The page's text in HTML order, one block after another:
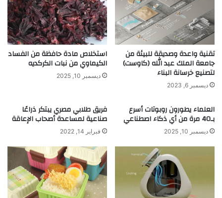
ا
ل
ش
ت
ر
ا
ع
م
ل
ا
د
ل
ن
ت
ا
ج
ك
ه
ر
ب
ن
تقنية واعدة وصديقة للبيئة من
جامعة الملك عبد الله (كاوست)
لتصنيع خرسانة البناء
ديسمبر 6, 2023
استخلاص مادة حافظة من الفساد
الكيماوي من نبات الكركديه
ديسمبر 10, 2025
العلماء يطورون روبوتات أسرع
بـ40 مرة من أي ذكاء اصطناعي
ديسمبر 10, 2025
فريق طلابي مصري يبتكر ذراعًا
صناعية لمساعدة أصحاب الإعاقة
فبراير 14, 2022